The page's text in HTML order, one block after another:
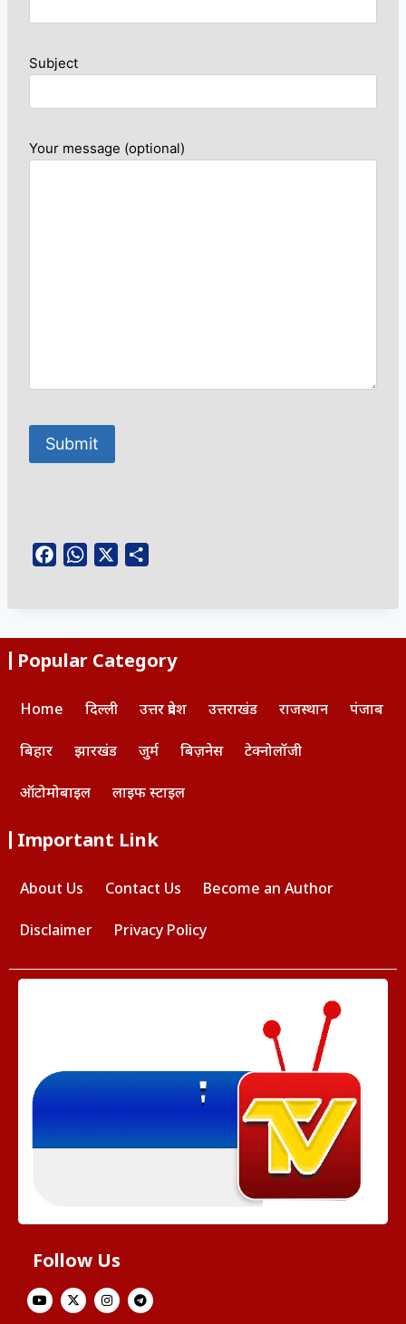
Subject
Your message (optional)
b
o
k
W
A
p
Popular Category
Home दिल्ली उत्तर प्रदेश उत्तराखंड राजस्थान पंजाब
बिहार झारखंड जुर्म बिज़नेस टेक्नोलॉजी
ऑटोमोबाइल लाइफ स्टाइल
Important Link
About Us Contact Us Become an Author
Disclaimer Privacy Policy
Follow Us